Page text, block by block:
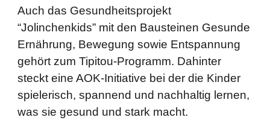
Auch das Gesundheitsprojekt
“Jolinchenkids” mit den Bausteinen Gesunde
Ernährung, Bewegung sowie Entspannung
gehört zum Tipitou-Programm. Dahinter
steckt eine AOK-Initiative bei der die Kinder
spielerisch, spannend und nachhaltig lernen,
was sie gesund und stark macht.